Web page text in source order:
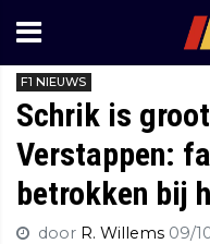
F1 NIEUWS
Schrik is
Verstappen:
betrokken bij
door R. Willems 09/